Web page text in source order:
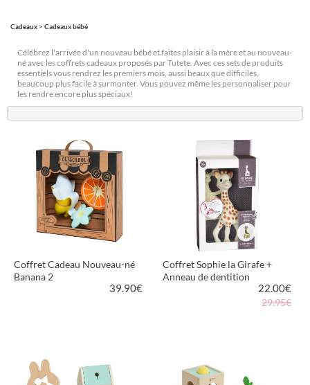
Cadeaux > Cadeaux bébé
Célébrez l'arrivée d'un nouveau bébé et faites plaisir à la mère et au nouveau-
né avec les coffrets cadeaux proposés par Tutete. Avec ces sets de produits
essentiels vous rendrez les premiers mois, aussi beaux que difficiles,
beaucoup plus facile à surmonter. Vous pouvez même les personnaliser pour
les rendre encore plus spéciaux!
Coffret Cadeau Nouveau-né
Banana 2
39.90€
Coffret Sophie la Girafe +
Anneau de dentition
22.00€
29.95€